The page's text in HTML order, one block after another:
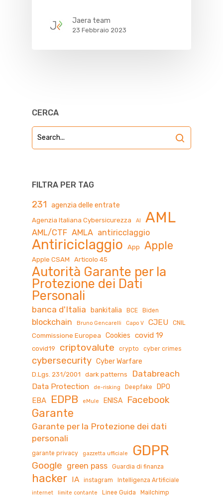
Jaera team
23 Febbraio 2023
CERCA
FILTRA PER TAG
231 agenzia delle entrate
Agenzia Italiana Cybersicurezza AI AML
AML/CTF AMLA antiricclaggio
Antiriciclaggio App Apple
Apple CSAM Articolo 45
Autorità Garante per la
Protezione dei Dati
Personali
banca d'Italia bankitalia BCE Biden
blockchain Bruno Gencarelli Capo V CJEU CNIL
Commissione Europea Cookies covid 19
covid19 criptovalute crypto cyber crimes
cybersecurity Cyber Warfare
D.Lgs. 231/2001 dark patterns Databreach
Data Protection de-risking Deepfake DPO
EBA EDPB eMule ENISA Facebook
Garante
Garante per la Protezione dei dati
personali
garante privacy gazzetta ufficiale GDPR
Google green pass Guardia di finanza
hacker IA instagram Intelligenza Artificiale
internet limite contante Linee Guida Mailchimp